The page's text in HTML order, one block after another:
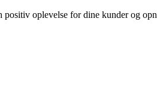
oplevelse for dine kunder og